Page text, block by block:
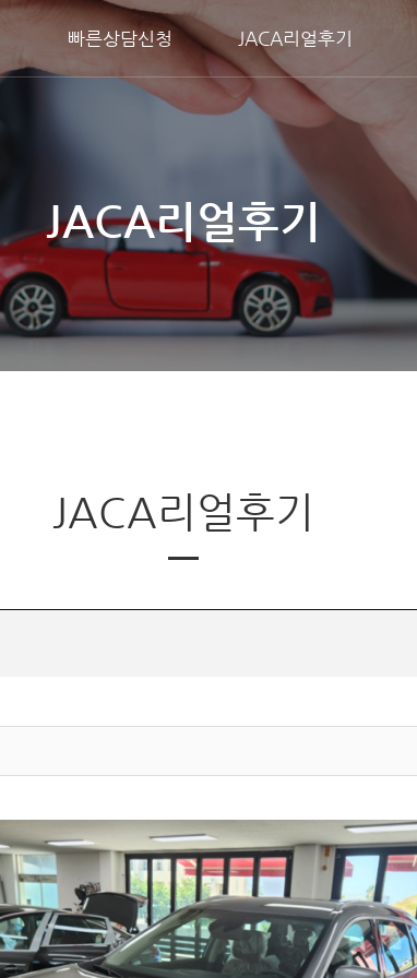
빠른상담신청 JACA리얼후기
JACA리얼후기
JACA리얼후기